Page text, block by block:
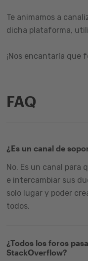
Te animamos a
dicha plataforma,
¡Nos encantaría que
FAQ
¿Es un canal de
No. Es un canal para
e intercambiar sus
solo lugar y poder
todos.
¿Todos los foros
StackOverflow?